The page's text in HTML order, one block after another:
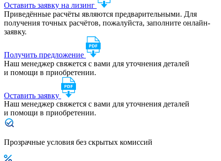
Оставить заявку на лизинг
Приведённые расчёты являются предварительными. Для
получения точных расчётов, пожалуйста, заполните онлайн-
заявку.
Получить предложение
Наш менеджер свяжется с вами для уточнения деталей
и помощи в приобретении.
Оставить заявку
Наш менеджер свяжется с вами для уточнения деталей
и помощи в приобретении.
Прозрачные условия без скрытых комиссий